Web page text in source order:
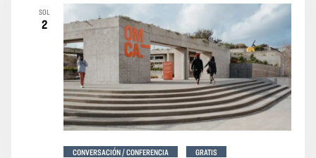
SOL
2
CONVERSACIÓN / CONFERENCIA GRATIS